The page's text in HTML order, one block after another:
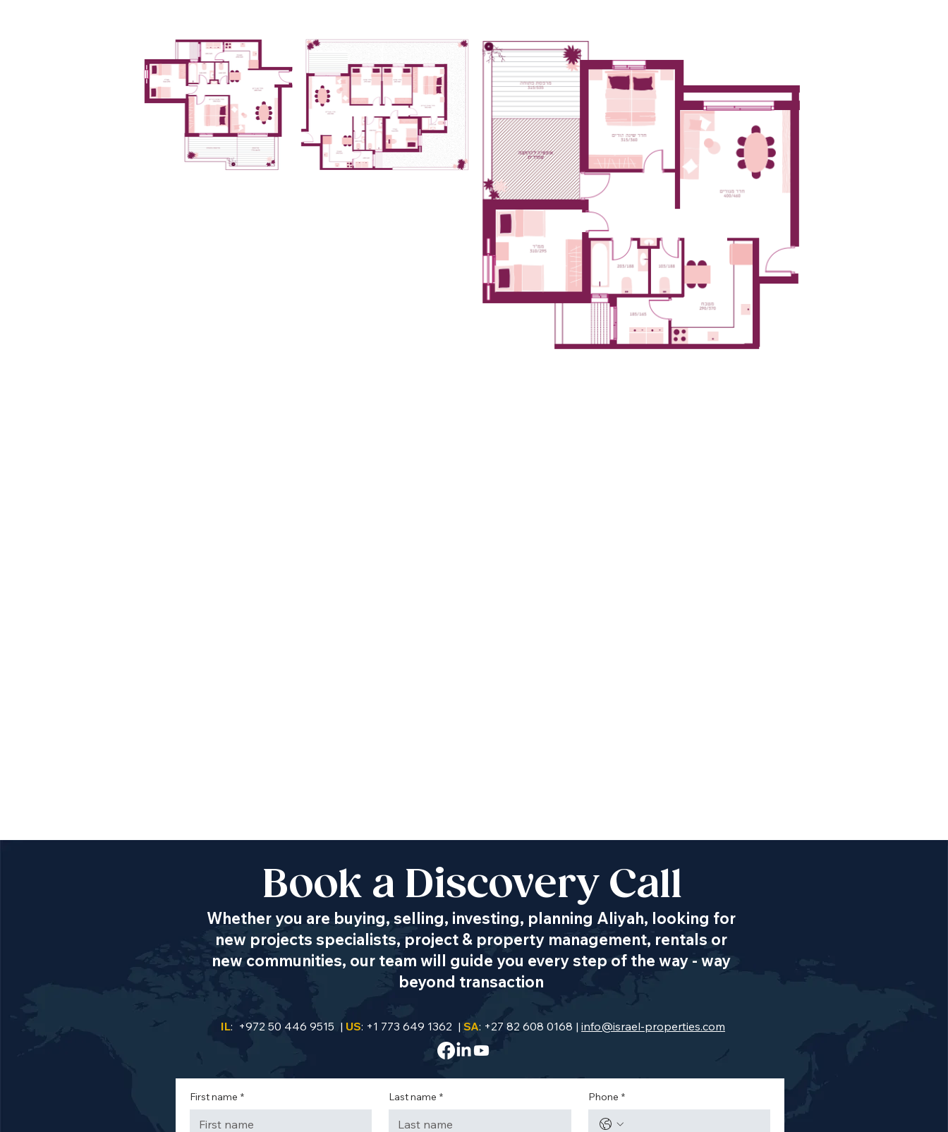
Book a Discovery Call
Whether you are buying, selling, investing, planning Aliyah, looking for
new projects specialists, project & property management, rentals or
new communities, our team will guide you every step of the way - way
beyond transaction
IL: +972 50 446 9515 | US: +1 773 649 1362 | SA: +27 82 608 0168 | info@israel-properties.com
First name * Last name * Phone *